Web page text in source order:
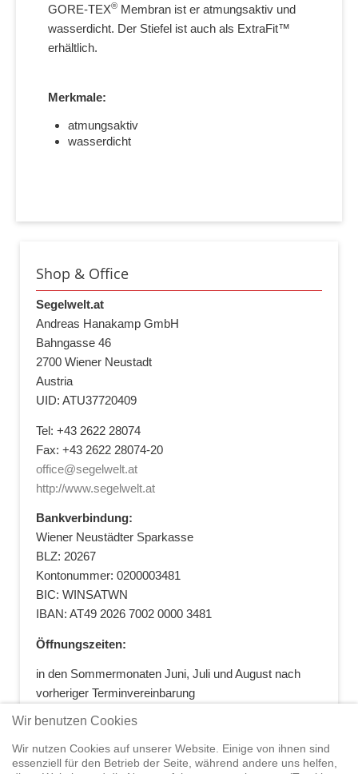
GORE-TEX® Membran ist er atmungsaktiv und
wasserdicht. Der Stiefel ist auch als ExtraFit™
erhältlich.
Merkmale:
atmungsaktiv
wasserdicht
Shop & Office
Segelwelt.at
Andreas Hanakamp GmbH
Bahngasse 46
2700 Wiener Neustadt
Austria
UID: ATU37720409
Tel: +43 2622 28074
Fax: +43 2622 28074-20
office@segelwelt.at
http://www.segelwelt.at
Bankverbindung:
Wiener Neustädter Sparkasse
BLZ: 20267
Kontonummer: 0200003481
BIC: WINSATWN
IBAN: AT49 2026 7002 0000 3481
Öffnungszeiten:
in den Sommermonaten Juni, Juli und August nach
vorheriger Terminvereinbarung
Wir benutzen Cookies
Wir nutzen Cookies auf unserer Website. Einige von ihnen sind
essenziell für den Betrieb der Seite, während andere uns helfen,